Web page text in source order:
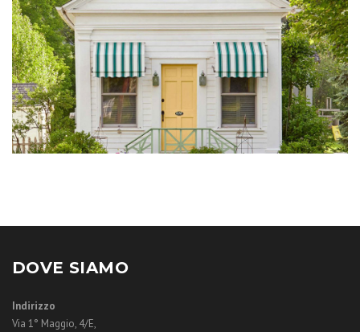
DOVE SIAMO
Indirizzo
Via 1° Maggio, 4/E,